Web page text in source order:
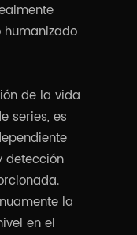
de la vida
series, es
detección
la
en el